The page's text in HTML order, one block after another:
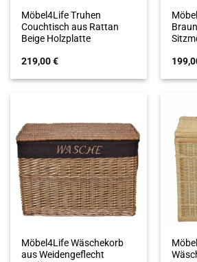
Möbel4Life Truhen
Couchtisch aus Rattan
Beige Holzplatte
219,00€
Möbel4Life Wäschekorb
aus Weidengeflecht